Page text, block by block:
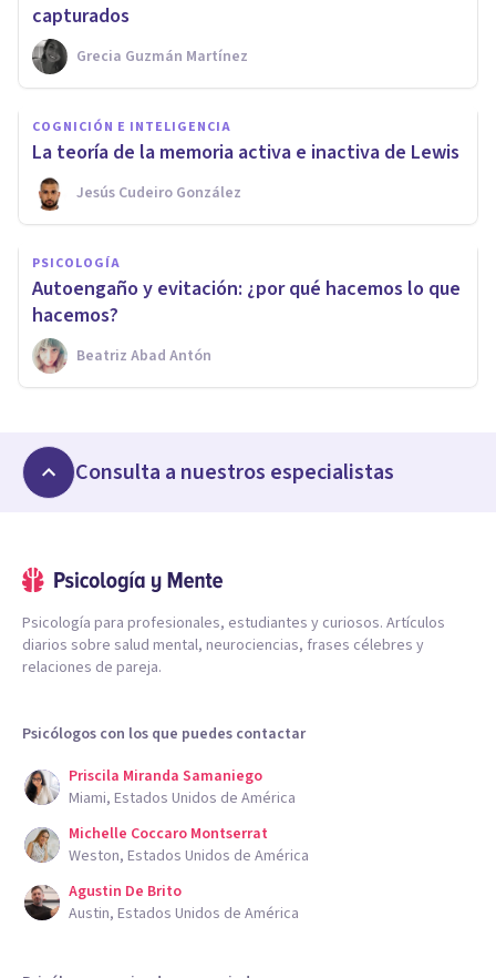
capturados
Grecia Guzmán Martínez
COGNICIÓN E INTELIGENCIA
La teoría de la memoria activa e inactiva de Lewis
Jesús Cudeiro González
PSICOLOGÍA
Autoengaño y evitación: ¿por qué hacemos lo que
hacemos?
Beatriz Abad Antón
Consulta a nuestros especialistas
Psicología para profesionales, estudiantes y curiosos. Artículos
diarios sobre salud mental, neurociencias, frases célebres y
relaciones de pareja.
Psicólogos con los que puedes contactar
Priscila Miranda Samaniego
Miami, Estados Unidos de América
Michelle Coccaro Montserrat
Weston, Estados Unidos de América
Agustin De Brito
Austin, Estados Unidos de América